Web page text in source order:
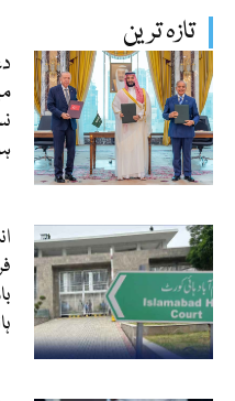
تازہ ترین